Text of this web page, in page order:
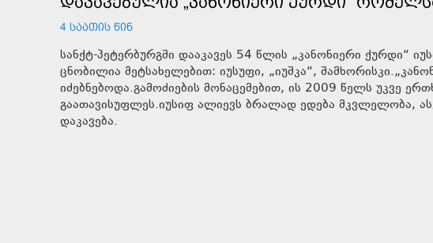
4 ᲡᲐᲐᲗᲘᲡ ᲬᲘᲜ
სანქტ-პეტერბურგში დააკავეს 54 წლის „კანონიერი ქურდი“
ცნობილია მეტსახელებით: იუსუფი, „იუშკა“,
იძებნებოდა.გამოძიების მონაცემებით, ის 2009 წელს უკვე
გაათავისუფლეს.იუსიფ ალიევს ბრალად ედება მკვლელობა,
დაკავება.